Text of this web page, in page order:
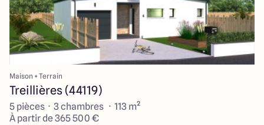
Maison + Terrain
Treillières (44119)
5 pièces · 3 chambres · 113 m²
À partir de 365 500 €